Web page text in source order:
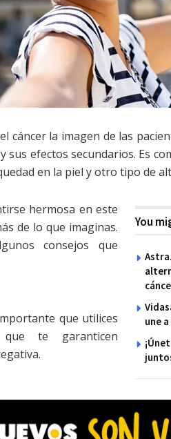
cáncer la imagen de las
sus efectos secundarios. Es
en la piel y otro tipo de
You
une
hermosa en este
de lo que imaginas.
consejos que
que utilices
que te garanticen